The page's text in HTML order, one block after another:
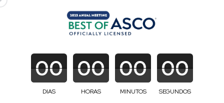
00
DIAS
00
HORAS
00
MINUTOS
00
SEGUNDOS